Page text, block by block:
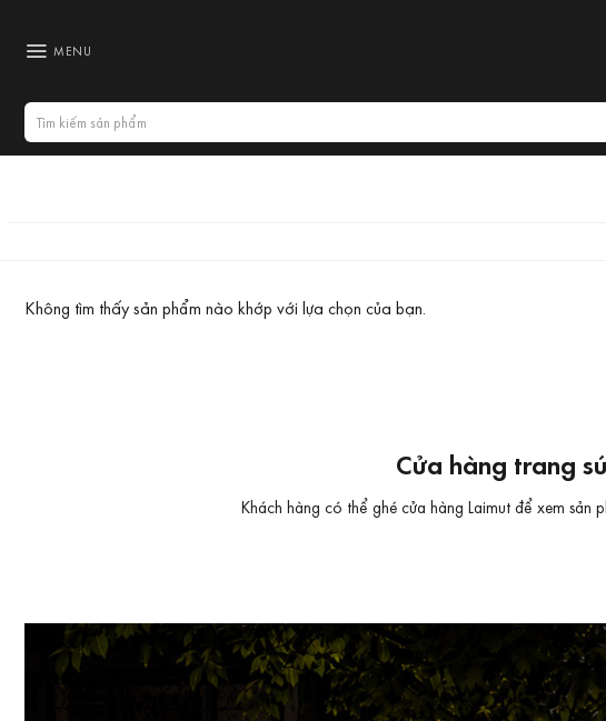
dung
MENU
Tìm
kiếm:
Không tìm thấy sản phẩm nào khớp với lựa chọn của bạn.
Cửa hàng trang
Khách hàng có thể ghé cửa hàng Laimut để xem sản